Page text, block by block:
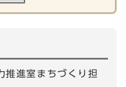
推進室まちづくり担